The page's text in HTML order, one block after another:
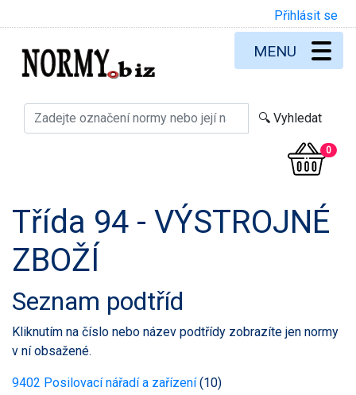
Přihlásit se
0
MENU
Třída 94 - VÝSTROJNÉ
ZBOŽÍ
Seznam podtříd
Kliknutím na číslo nebo název podtřídy zobrazíte jen normy
v ní obsažené.
9402 Posilovací nářadí a zařízení(10)